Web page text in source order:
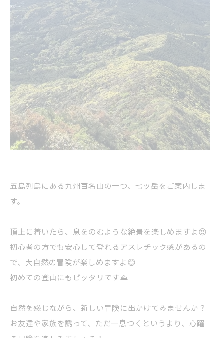
五島列島にある九州百名山の一つ、七ッ岳をご案内しま
す。
頂上に着いたら、息をのむような絶景を楽しめますよ😍
初心者の方でも安心して登れるアスレチック感があるの
で、大自然の冒険が楽しめますよ😊
初めての登山にもピッタリです⛰️
自然を感じながら、新しい冒険に出かけてみませんか？
お友達や家族を誘って、ただ一息つくというより、心躍